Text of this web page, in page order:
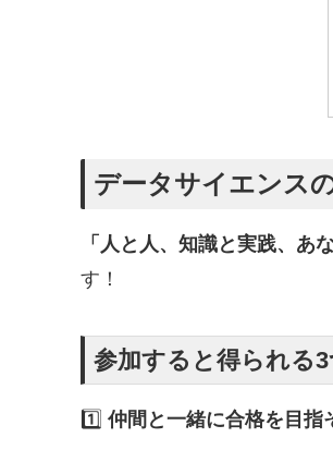
データサイエンス
「人と人、知識と実践、あ
す！
参加すると得られる
1️⃣ 仲間と一緒に合格を目指